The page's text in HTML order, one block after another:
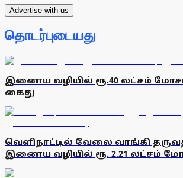
Advertise with us
தொடர்புடையது
இணைய வழியில் ரூ.40 லட்சம்
கைது
வெளிநாட்டில் வேலை வாங்கி
இணைய வழியில் ரூ. 2.21 லட்சம்